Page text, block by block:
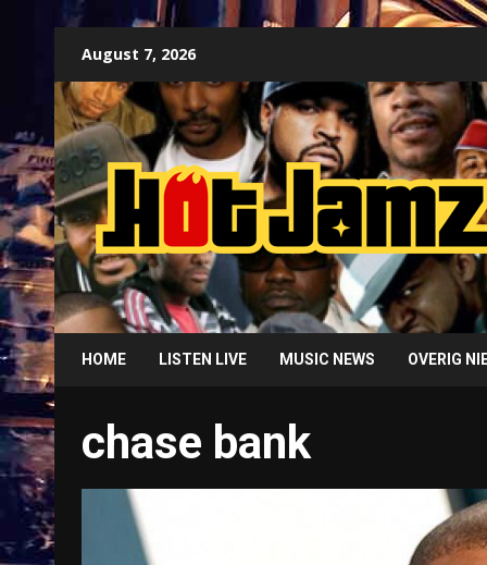
content
August 7, 2026
HOME LISTEN LIVE MUSIC NEWS OVERIG
chase bank